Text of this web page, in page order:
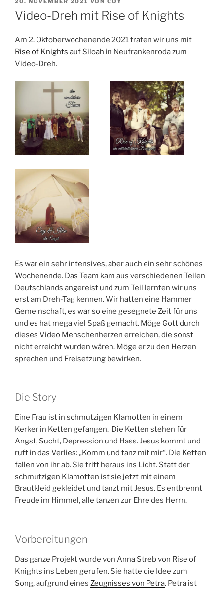
AM
20. NOVEMBER 2021 VON COY
Video-Dreh mit Rise of Knights
Am 2. Oktoberwochenende 2021 trafen wir uns mit
Rise of Knights auf Siloah in Neufrankenroda zum
Video-Dreh.
Es war ein sehr intensives, aber auch ein sehr schönes
Wochenende. Das Team kam aus verschiedenen Teilen
Deutschlands angereist und zum Teil lernten wir uns
erst am Dreh-Tag kennen. Wir hatten eine Hammer
Gemeinschaft, es war so eine gesegnete Zeit für uns
und es hat mega viel Spaß gemacht. Möge Gott durch
dieses Video Menschenherzen erreichen, die sonst
nicht erreicht wurden wären. Möge er zu den Herzen
sprechen und Freisetzung bewirken.
Die Story
Eine Frau ist in schmutzigen Klamotten in einem
Kerker in Ketten gefangen. Die Ketten stehen für
Angst, Sucht, Depression und Hass. Jesus kommt und
ruft in das Verlies: „Komm und tanz mit mir“. Die Ketten
fallen von ihr ab. Sie tritt heraus ins Licht. Statt der
schmutzigen Klamotten ist sie jetzt mit einem
Brautkleid gekleidet und tanzt mit Jesus. Es entbrennt
Freude im Himmel, alle tanzen zur Ehre des Herrn.
Vorbereitungen
Das ganze Projekt wurde von Anna Streb von Rise of
Knights ins Leben gerufen. Sie hatte die Idee zum
Song, aufgrund eines Zeugnisses von Petra. Petra ist